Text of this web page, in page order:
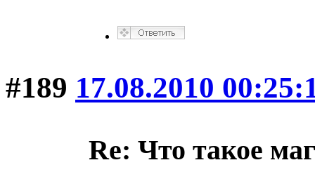
#189 17.08.2010
Re: Что такое